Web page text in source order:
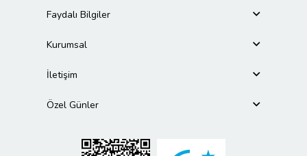
Faydalı Bilgiler
Kurumsal
İletişim
Özel Günler